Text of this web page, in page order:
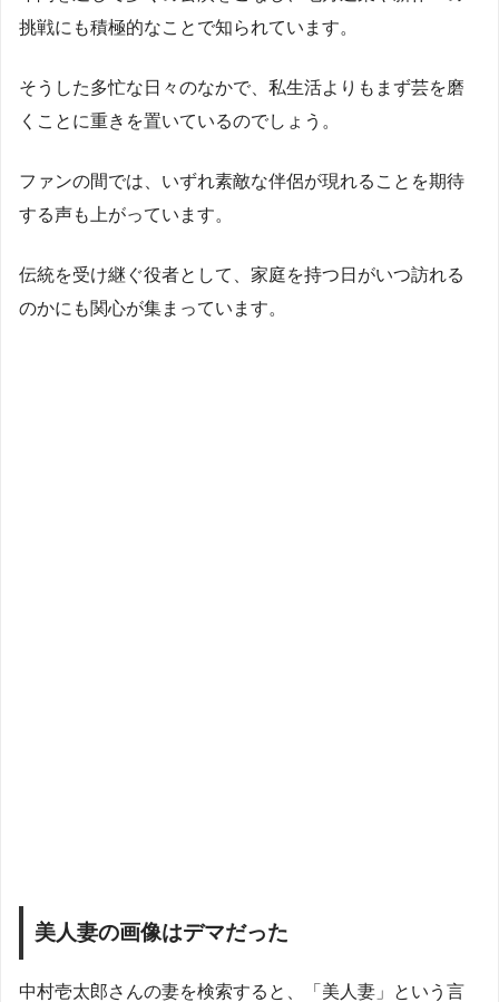
挑戦にも積極的なことで知られています。
そうした多忙な日々のなかで、私生活よりもまず芸を磨
くことに重きを置いているのでしょう。
ファンの間では、いずれ素敵な伴侶が現れることを期待
する声も上がっています。
伝統を受け継ぐ役者として、家庭を持つ日がいつ訪れる
のかにも関心が集まっています。
美人妻の画像はデマだった
中村壱太郎さんの妻を検索すると、「美人妻」という言